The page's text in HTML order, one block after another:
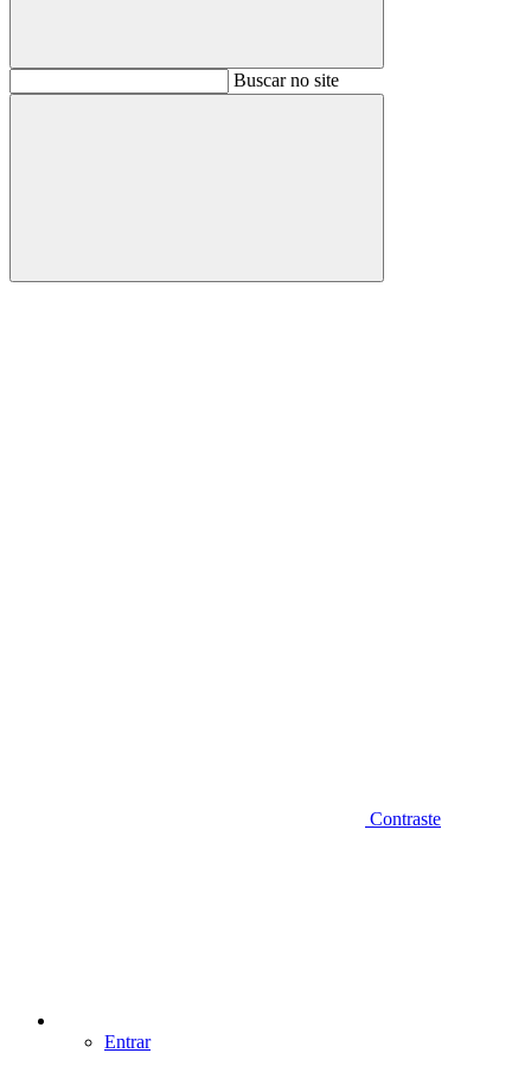
BuscarBuscar no site
Buscar
Contraste
Entrar